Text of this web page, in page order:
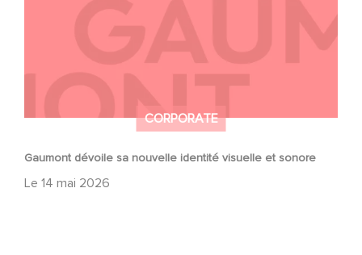
CORPORATE
Gaumont dévoile sa nouvelle identité visuelle et sonore
Le 14 mai 2026